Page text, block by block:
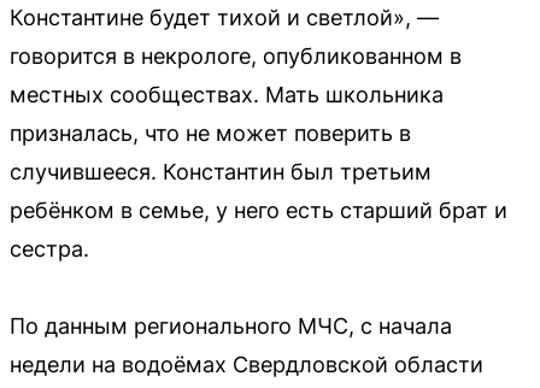
Константине будет тихой и светлой», —
говорится в некрологе, опубликованном в
местных сообществах. Мать школьника
призналась, что не может поверить в
случившееся. Константин был третьим
ребёнком в семье, у него есть старший брат и
сестра.
По данным регионального МЧС, с начала
недели на водоёмах Свердловской области